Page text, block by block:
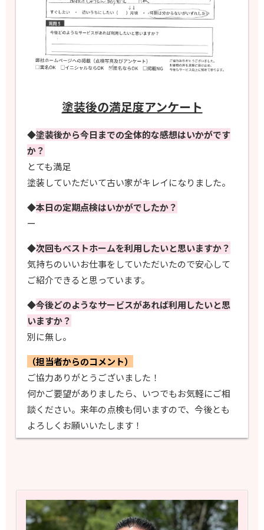
塗装後の満足度アンケート
◆塗装後から今日までの全体的な感想はいかがです
か？
とても満足
塗装していただいて古い家がキレイになりました。
◆本日の定期点検はいかがでしたか？
ー
◆次回もべストホームを利用したいと思いますか？
気持ちのいいお仕事をしていただいたので安心して
ご紹介できると思っています。
◆今後どのようなサービスがあれば利用したいと思
いますか？
別に無し。
（担当者からのコメント）
ご協力ありがとうございました！
何かご要望がありましたら、いつでもお気軽にご相
談ください。来年の点検も伺いますので、今後とも
よろしくお願いいたします！